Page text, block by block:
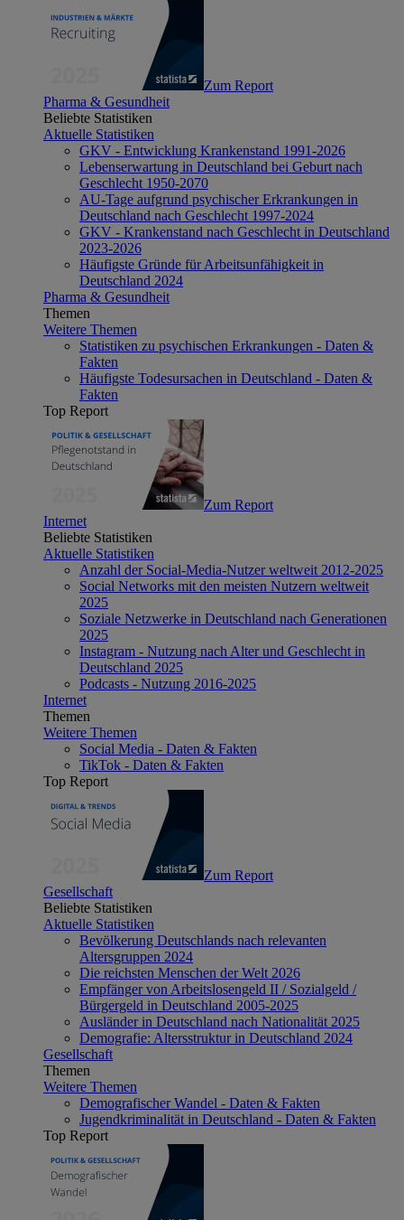
Zum Report
Pharma & Gesundheit
Beliebte Statistiken
Aktuelle Statistiken
GKV - Entwicklung Krankenstand 1991-2026
Lebenserwartung in Deutschland bei Geburt nach
Geschlecht 1950-2070
AU-Tage aufgrund psychischer Erkrankungen in
Deutschland nach Geschlecht 1997-2024
GKV - Krankenstand nach Geschlecht in Deutschland
2023-2026
Häufigste Gründe für Arbeitsunfähigkeit in
Deutschland 2024
Pharma & Gesundheit
Themen
Weitere Themen
Statistiken zu psychischen Erkrankungen - Daten &
Fakten
Häufigste Todesursachen in Deutschland - Daten &
Fakten
Top Report
Zum Report
Internet
Beliebte Statistiken
Aktuelle Statistiken
Anzahl der Social-Media-Nutzer weltweit 2012-2025
Social Networks mit den meisten Nutzern weltweit
2025
Soziale Netzwerke in Deutschland nach Generationen
2025
Instagram - Nutzung nach Alter und Geschlecht in
Deutschland 2025
Podcasts - Nutzung 2016-2025
Internet
Themen
Weitere Themen
Social Media - Daten & Fakten
TikTok - Daten & Fakten
Top Report
Zum Report
Gesellschaft
Beliebte Statistiken
Aktuelle Statistiken
Bevölkerung Deutschlands nach relevanten
Altersgruppen 2024
Die reichsten Menschen der Welt 2026
Empfänger von Arbeitslosengeld II / Sozialgeld /
Bürgergeld in Deutschland 2005-2025
Ausländer in Deutschland nach Nationalität 2025
Demografie: Altersstruktur in Deutschland 2024
Gesellschaft
Themen
Weitere Themen
Demografischer Wandel - Daten & Fakten
Jugendkriminalität in Deutschland - Daten & Fakten
Top Report